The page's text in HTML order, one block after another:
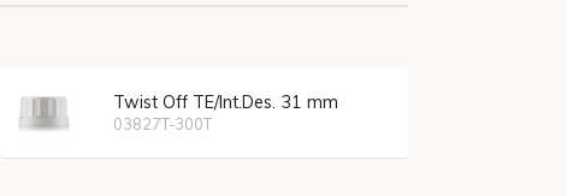
Twist Off TE/Int.Des. 31 mm
03827T-300T